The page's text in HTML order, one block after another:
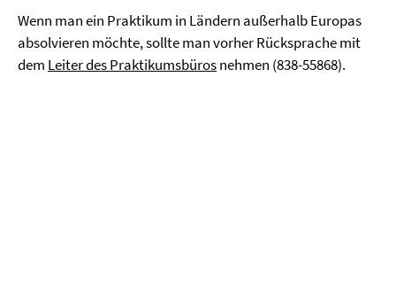
Wenn man ein Praktikum in Ländern außerhalb Europas
absolvieren möchte, sollte man vorher Rücksprache mit
dem Leiter des Praktikumsbürosnehmen (838-55868).